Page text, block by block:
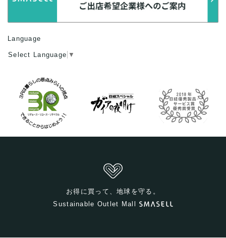
Language
Select Language ▼
お得に買って、地球を守る。
Sustainable Outlet Mall